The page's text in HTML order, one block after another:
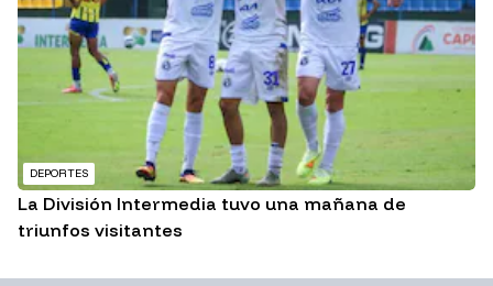
DEPORTES
La División Intermedia tuvo una mañana de
triunfos visitantes